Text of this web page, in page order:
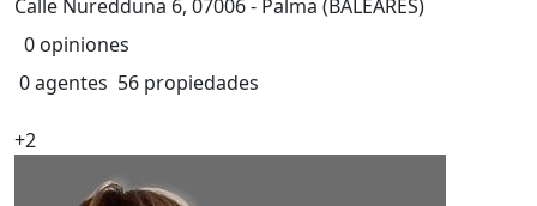
Calle Nuredduna 6, 07006 - Palma (BALEARES)
0 opiniones
0 agentes 56 propiedades
+2